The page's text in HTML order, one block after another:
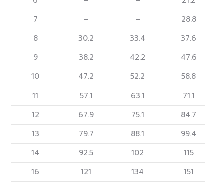
7
– – 28.8
8
30.2 33.4 37.6
9
38.2 42.2 47.6
10
47.2 52.2 58.8
11
57.1 63.1 71.1
12
67.9 75.1 84.7
13
79.7 88.1 99.4
14
92.5 102 115
16
121 134 151